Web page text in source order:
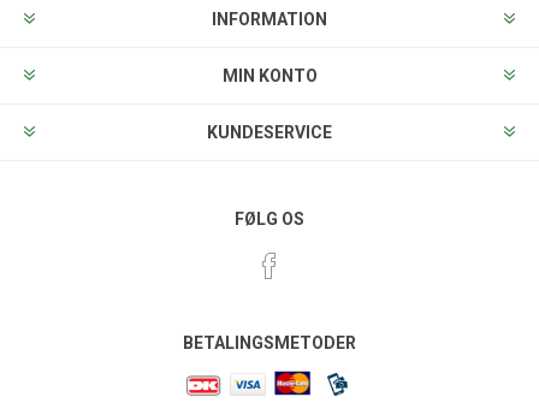
INFORMATION
MIN KONTO
KUNDESERVICE
FØLG OS
BETALINGSMETODER